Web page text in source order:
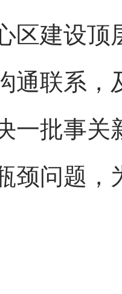
区建设
通联系
一批事关
颈问题，